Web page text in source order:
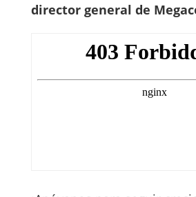
director general de